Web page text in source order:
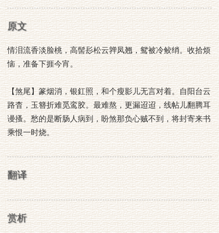
原文
情泪流香淡脸桃，高髻髟松云亸凤翘，鸳被冷鲛绡。收拾烦
恼，准备下捱今宵。
【煞尾】篆烟消，银釭照，和个瘦影儿无言对着。自阳台云
路杳，玉簪折难觅鸾胶。最难熬，更漏迢迢，线帖儿翻腾耳
谩搔。愁的是断肠人病到，盼煞那负心贼不到，将封寄来书
乘恨一时烧。
翻译
赏析